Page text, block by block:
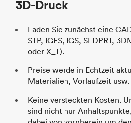
3D-Druck
Laden Sie zunächst eine
STP, IGES, IGS, SLDPRT,
oder X_T).
Preise werde in Echtzeit
Materialien, Vorlaufzeit usw.
Keine versteckten Kosten.
sind nicht nur